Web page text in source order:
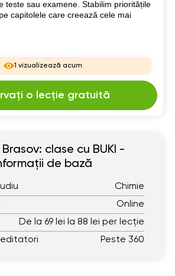
teste sau examene. Stabilim prioritățile
capitolele care creează cele mai
1 vizualizează acum
o lecție gratuită
Brasov: clase cu BUKI -
de bază
Chimie
Online
De la 69 lei la 88 lei per lecție
Peste 360